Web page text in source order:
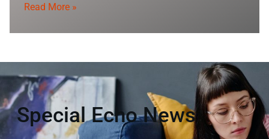
Read More »
Special Echo News